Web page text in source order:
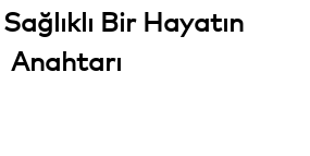
Bir Hayatın
Anahtarı